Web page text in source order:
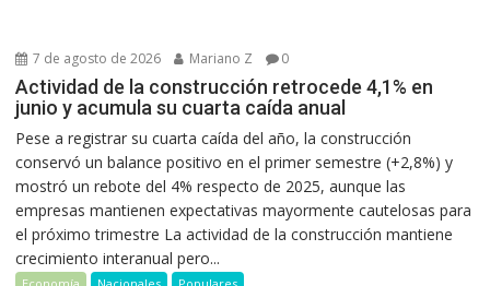
7 de agosto de 2026 Mariano Z 0
Actividad de la construcción retrocede 4,1% en
junio y acumula su cuarta caída anual
Pese a registrar su cuarta caída del año, la construcción
conservó un balance positivo en el primer semestre (+2,8%) y
mostró un rebote del 4% respecto de 2025, aunque las
empresas mantienen expectativas mayormente cautelosas para
el próximo trimestre La actividad de la construcción mantiene
crecimiento interanual pero...